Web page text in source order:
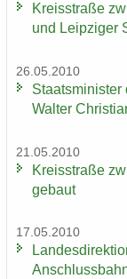
Kreis­stra­ße
und Leip­zi­ger
26.05.2010
Staats­mi­nis­ter
Wal­ter
21.05.2010
Kreis­stra­ße
ge­baut
17.05.2010